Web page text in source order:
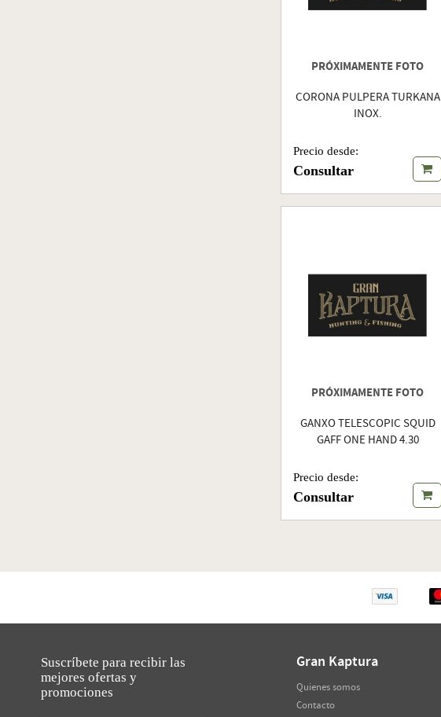
PRÓXIMAMENTE FOTO
CORONA PULPERA TURKANA
INOX.
Precio desde:
Consultar
PRÓXIMAMENTE FOTO
GANXO TELESCOPIC SQUID
GAFF ONE HAND 4.30
Precio desde:
Consultar
Suscríbete para recibir las
mejores ofertas y
promociones
Gran Kaptura
Quienes somos
Contacto